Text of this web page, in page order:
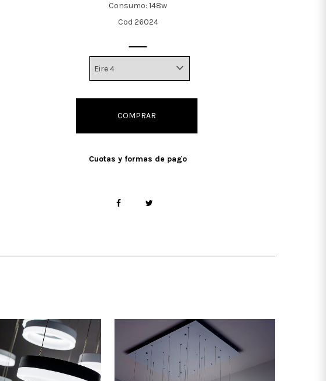
Consumo: 148w
Cod 26024
COMPRAR
Cuotas y formas de pago